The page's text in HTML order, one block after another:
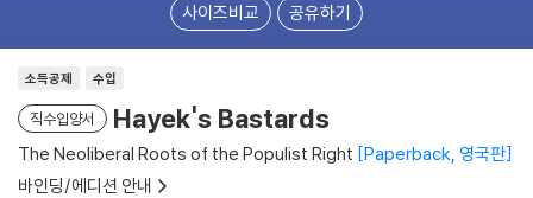
사이즈비교 공유하기
소득공제 수입
직수입양서 Hayek's Bastards
The Neoliberal Roots of the Populist Right Paperback, 영국판
바인딩/에디션 안내